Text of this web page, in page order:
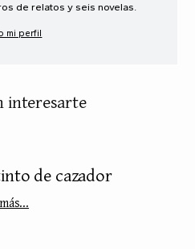
de relatos y seis novelas.
mi perfil
interesarte
de cazador